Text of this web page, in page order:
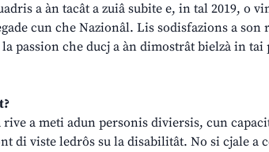
a àn tacât a zuiâ subite e, in tal 2019, o
cun che Nazionâl. Lis sodisfazions a son
passion che ducj a àn dimostrât bielzà in
rive a meti adun personis diviersis, cun
di viste ledrôs su la disabilitât. No si cjale a